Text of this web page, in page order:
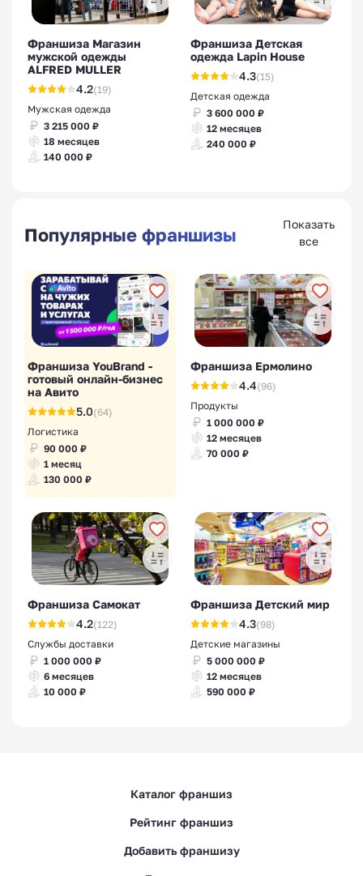
Франшиза Магазин
мужской одежды
ALFRED MULLER
4.2(19)
Мужская одежда
3 215 000 ₽
18 месяцев
140 000 ₽
Франшиза Детская
одежда Lapin House
4.3(15)
Детская одежда
3 600 000 ₽
12 месяцев
240 000 ₽
Популярные франшизы
Показать
все
Франшиза YouBrand -
готовый онлайн-бизнес
на Авито
5.0(64)
Логистика
90 000 ₽
1 месяц
130 000 ₽
Франшиза Ермолино
4.4(96)
Продукты
1 000 000 ₽
12 месяцев
70 000 ₽
Франшиза Самокат
4.2(122)
Службы доставки
1 000 000 ₽
6 месяцев
10 000 ₽
Франшиза Детский мир
4.3(98)
Детские магазины
5 000 000 ₽
12 месяцев
590 000 ₽
Каталог франшиз
Рейтинг франшиз
Добавить франшизу